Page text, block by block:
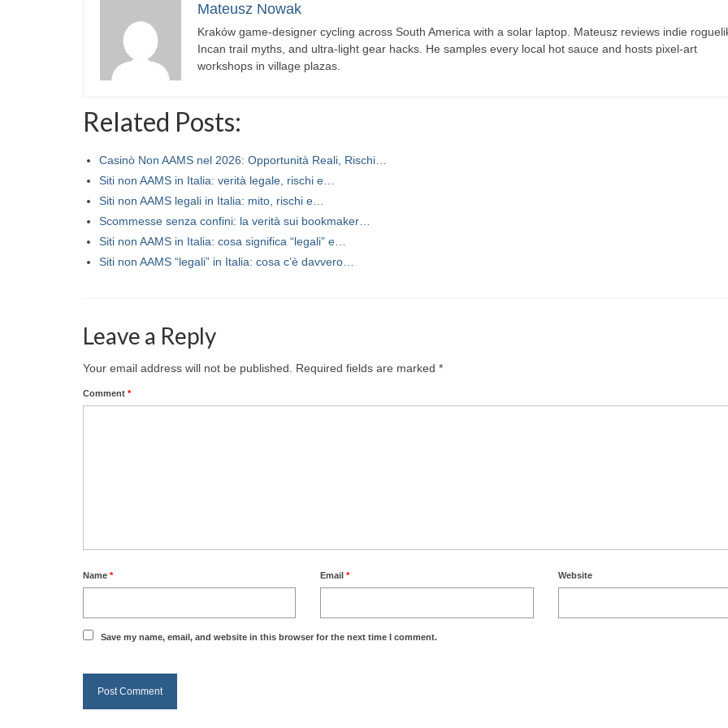
Mateusz Nowak
Kraków game-designer cycling across South America with a solar laptop. Mateusz reviews indie
Incan trail myths, and ultra-light gear hacks. He samples every local hot sauce and hosts pixel-art
workshops in village plazas.
Related Posts:
Casinò Non AAMS nel 2026: Opportunità Reali, Rischi…
Siti non AAMS in Italia: verità legale, rischi e…
Siti non AAMS legali in Italia: mito, rischi e…
Scommesse senza confini: la verità sui bookmaker…
Siti non AAMS in Italia: cosa significa “legali” e…
Siti non AAMS “legali” in Italia: cosa c’è davvero…
Leave a Reply
Your email address will not be published. Required fields are marked *
Comment *
Name * Email* Website
Save my name, email, and website in this browser for the next time I comment.